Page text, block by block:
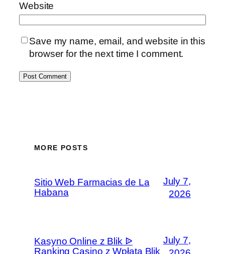
Website
Save my name, email, and website in this
browser for the next time I comment.
MORE POSTS
Sitio Web Farmacias de La
Habana
July 7,
2026
Kasyno Online z Blik ᐉ
Ranking Casino z Wpłatą Blik
July 7,